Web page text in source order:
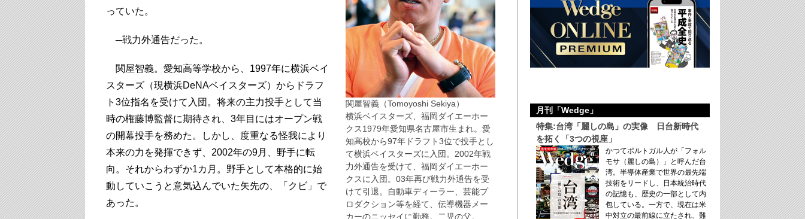
関屋智義（Tomoyoshi Sekiya）
横浜ベイスターズ、福岡ダイエーホー
クス1979年愛知県名古屋市生まれ。愛
知高校から97年ドラフト3位で投手とし
て横浜ベイスターズに入団。2002年戦
力外通告を受けて、福岡ダイエーホー
クスに入団。03年再び戦力外通告を受
けて引退。自動車ディーラー、芸能プ
ロダクション等を経て、伝導機器メー
カーのニッセイに勤務。二児の父。
っていた。
─戦力外通告だった。
関屋智義。愛知高等学校から、1997年に横浜ベイ
スターズ（現横浜DeNAベイスターズ）からドラフ
ト3位指名を受けて入団。将来の主力投手として当
時の権藤博監督に期待され、3年目にはオープン戦
の開幕投手を務めた。しかし、度重なる怪我により
本来の力を発揮できず、2002年の9月、野手に転
向。それからわずか1カ月。野手として本格的に始
動していこうと意気込んでいた矢先の、「クビ」で
あった。
月刊「Wedge」
特集:台湾「麗しの島」の実像 日台新時代
を拓く「3つの視座」
かつてポルトガル人が「フォル
モサ（麗しの島）」と呼んだ台
湾。半導体産業で世界の最先端
技術をリードし、日本統治時代
の記憶も、歴史の一部として内
包している。一方で、現在は米
中対立の最前線に立たされ、難